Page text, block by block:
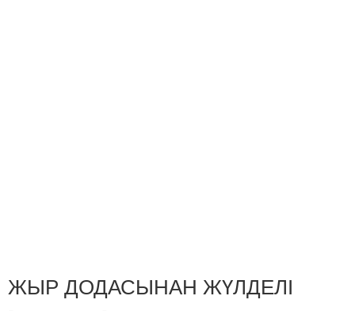
ЖЫР ДОДАСЫНАН ЖҮЛДЕЛІ